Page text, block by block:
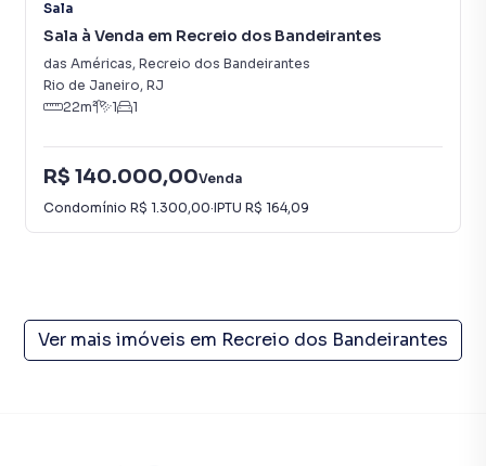
Sala
Sala à Venda em Recreio dos Bandeirantes
das Américas, Recreio dos Bandeirantes
Rio de Janeiro, RJ
22m² 1 1
R$ 140.000,00Venda
Condomínio R$ 1.300,00·IPTU R$ 164,09
Ver mais imóveis em Recreio dos Bandeirantes